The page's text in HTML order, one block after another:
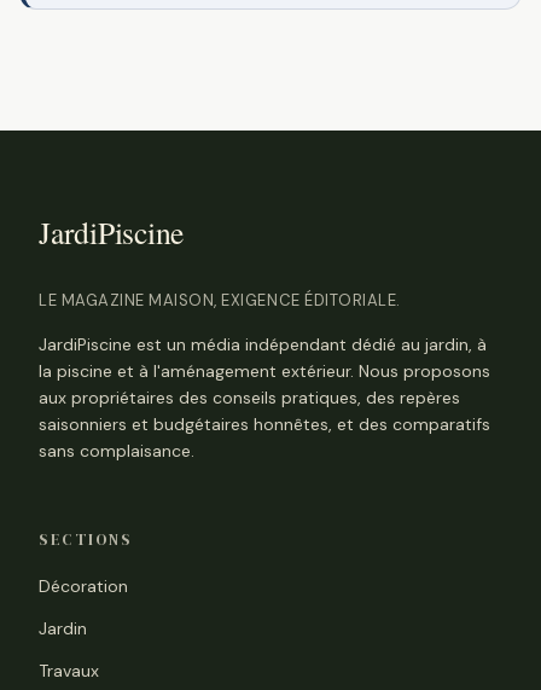
LE MAGAZINE MAISON, EXIGENCE ÉDITORIALE.
JardiPiscine est un média indépendant dédié au jardin, à
la piscine et à l'aménagement extérieur. Nous proposons
aux propriétaires des conseils pratiques, des repères
saisonniers et budgétaires honnêtes, et des comparatifs
sans complaisance.
SECTIONS
Décoration
Jardin
Travaux